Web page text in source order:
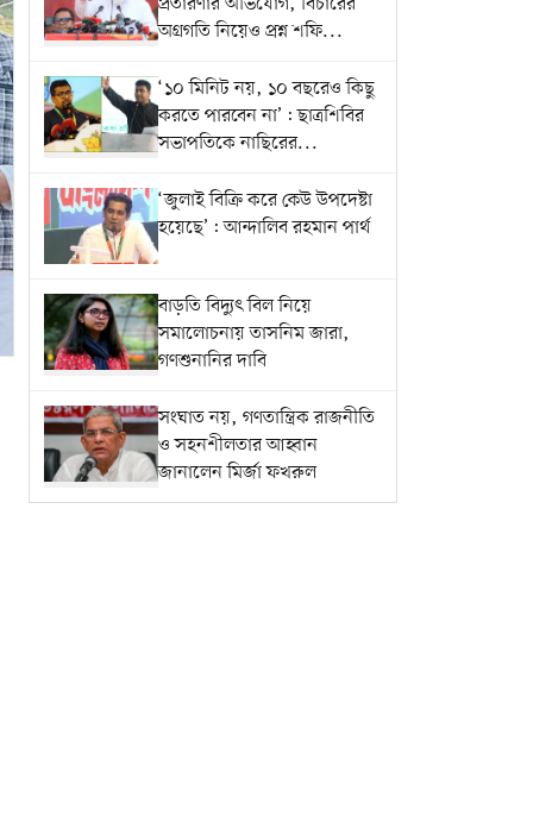
অগ্রগতি নিয়েও প্রশ্ন শফি...
‘১০ মিনিট নয়, ১০ বছরেও কিছু
করতে পারবেন না’: ছাত্রশিবির
সভাপতিকে নাছিরের...
‘জুলাই বিক্রি করে কেউ উপদেষ্টা
হয়েছে’: আন্দালিব রহমান পার্থ
বাড়তি বিদ্যুৎ বিল নিয়ে
সমালোচনায় তাসনিম জারা,
গণশুনানির দাবি
সংঘাত নয়, গণতান্ত্রিক রাজনীতি
ও সহনশীলতার আহ্বান
জানালেন মির্জা ফখরুল